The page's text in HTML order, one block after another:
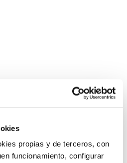
propias y de terceros, con
funcionamiento, configurar